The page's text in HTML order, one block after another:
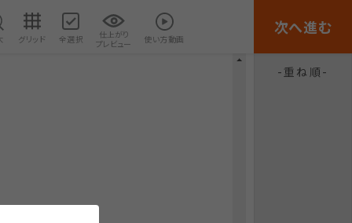
グリッド 全選択
仕上がり
プレビュー
使い方動画
次へ進む
重ね順